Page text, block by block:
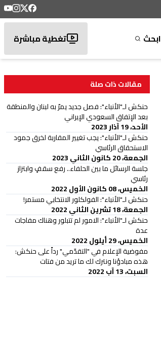
ابحث تغطية مباشرة
مقالات ذات صلة
حنكش لـ"الأنباء": فصل جديد يمرّ به لبنان والمنطقة
بعد الإتفاق السعودي الإيراني
الأحد، 19 آذار 2023
حنكش لـ"الأنباء": يجب تغيير المقاربة لخرق جمود
الاستحقاق الرئاسي
الجمعة، 20 كانون الثاني 2023
جلسة الرسائل ما بين الحلفاء.. رفع سقفٍ وابتزاز
رئاسي
الخميس، 08 كانون الأول 2022
حنكش لـ"الأنباء": الفولكلور الانتخابي مستمر!
الجمعة، 18 تشرين الثاني 2022
حنكش لـ"الأنباء": الامور لم تتبلور وهناك مفاجات
عدة
الخميس، 29 أيلول 2022
مفوضية الإعلام في "التقدّمي" رداً على حنكش:
هذه مبادؤنا ونترك لك ما تريد من فتات
السبت، 13 آب 2022